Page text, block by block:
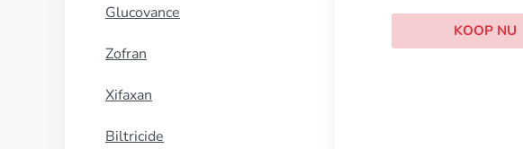
Glucovance
Zofran
Xifaxan
Biltricide
KOOP NU